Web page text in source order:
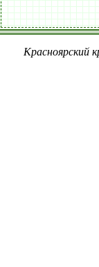
Красноярский